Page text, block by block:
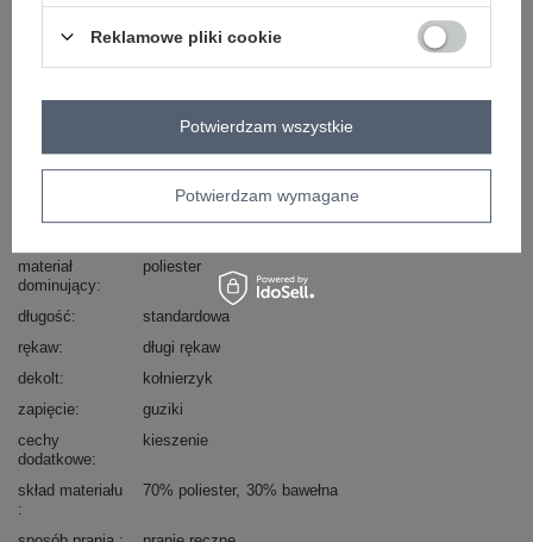
sposób prania : pranie ręczne
koszula wierzchnia
styl
casual
materiał
dominujący
poliester
długość
standardowa
rękaw
długi rękaw
dekolt
kołnierzyk
zapięcie
guziki
cechy
dodatkowe
kieszenie
skład materiału 70% poliester 30% bawełna
Reklamowe pliki cookie
Potwierdzam wymagane
Potwierdzam wszystkie